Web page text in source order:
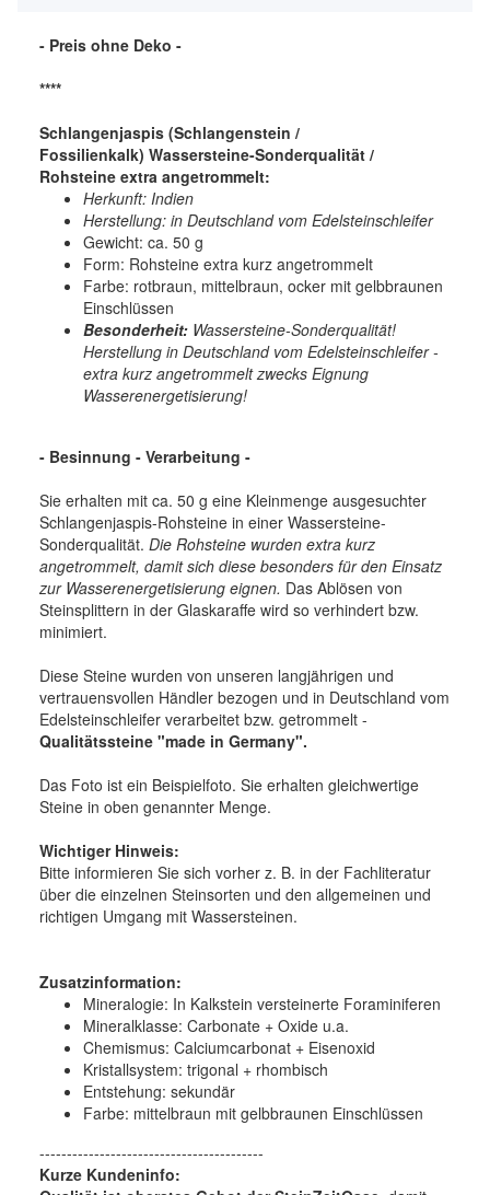
- Preis ohne Deko -
****
Schlangenjaspis (Schlangenstein /
Fossilienkalk) Wassersteine-Sonderqualität /
Rohsteine extra angetrommelt:
Herkunft: Indien
Herstellung: in Deutschland vom Edelsteinschleifer
Gewicht: ca. 50 g
Form: Rohsteine extra kurz angetrommelt
Farbe: rotbraun, mittelbraun, ocker mit gelbbraunen
Einschlüssen
Besonderheit: Wassersteine-Sonderqualität!
Herstellung in Deutschland vom Edelsteinschleifer -
extra kurz angetrommelt zwecks Eignung
Wasserenergetisierung!
- Besinnung - Verarbeitung -
Sie erhalten mit ca. 50 g eine Kleinmenge ausgesuchter
Schlangenjaspis-Rohsteine in einer Wassersteine-
Sonderqualität. Die Rohsteine wurden extra kurz
angetrommelt, damit sich diese besonders für den Einsatz
zur Wasserenergetisierung eignen. Das Ablösen von
Steinsplittern in der Glaskaraffe wird so verhindert bzw.
minimiert.
Diese Steine wurden von unseren langjährigen und
vertrauensvollen Händler bezogen und in Deutschland vom
Edelsteinschleifer verarbeitet bzw. getrommelt -
Qualitätssteine "made in Germany".
Das Foto ist ein Beispielfoto. Sie erhalten gleichwertige
Steine in oben genannter Menge.
Wichtiger Hinweis:
Bitte informieren Sie sich vorher z. B. in der Fachliteratur
über die einzelnen Steinsorten und den allgemeinen und
richtigen Umgang mit Wassersteinen.
Zusatzinformation:
Mineralogie: In Kalkstein versteinerte Foraminiferen
Mineralklasse: Carbonate + Oxide u.a.
Chemismus: Calciumcarbonat + Eisenoxid
Kristallsystem: trigonal + rhombisch
Entstehung: sekundär
Farbe: mittelbraun mit gelbbraunen Einschlüssen
-----------------------------------------
Kurze Kundeninfo: